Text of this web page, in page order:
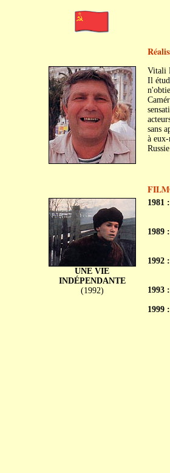
Vitali
Il
sans
à
UNE VIE
INDÉPENDANTE
(1992)
1981 :
1989 :
1992 :
1993 :
1999 :